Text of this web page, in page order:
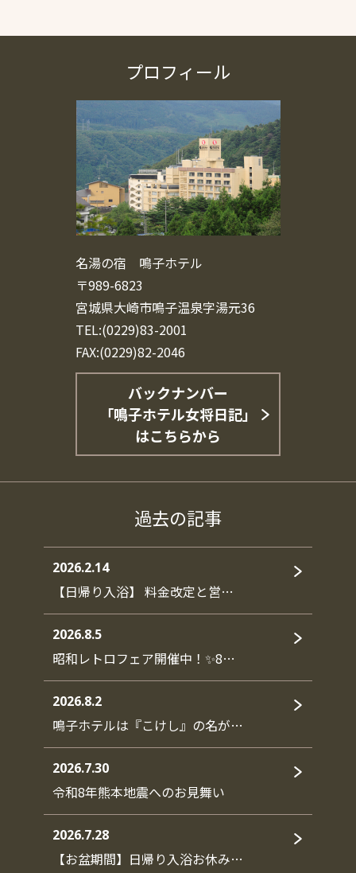
プロフィール
名湯の宿 鳴子ホテル
〒989-6823
宮城県大崎市鳴子温泉字湯元36
TEL:(0229)83-2001
FAX:(0229)82-2046
バックナンバー
「鳴子ホテル女将日記」
はこちらから
過去の記事
2026.2.14
【日帰り入浴】 料金改定と営…
2026.8.5
昭和レトロフェア開催中！✨8…
2026.8.2
鳴子ホテルは『こけし』の名が…
2026.7.30
令和8年熊本地震へのお見舞い
2026.7.28
【お盆期間】日帰り入浴お休み…